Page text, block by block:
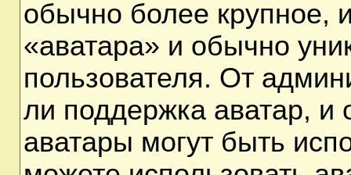
обычно более крупное,
«аватара» и обычно
пользователя. От
ли поддержка аватар, и
аватары могут быть